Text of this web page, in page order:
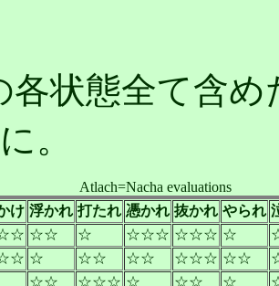
各状態全て含
。
Atlach=Nacha evaluations
け 浮かれ 打たれ 憑かれ 抜かれ やられ
☆☆ ☆ ☆☆☆ ☆☆☆ ☆
☆ ☆☆ ☆☆ ☆☆☆ ☆☆
☆☆ ☆☆☆ ☆ ☆☆ ☆